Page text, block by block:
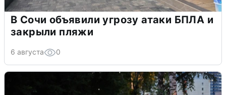
В Сочи объявили угрозу атаки БПЛА и
закрыли пляжи
6 августа 0